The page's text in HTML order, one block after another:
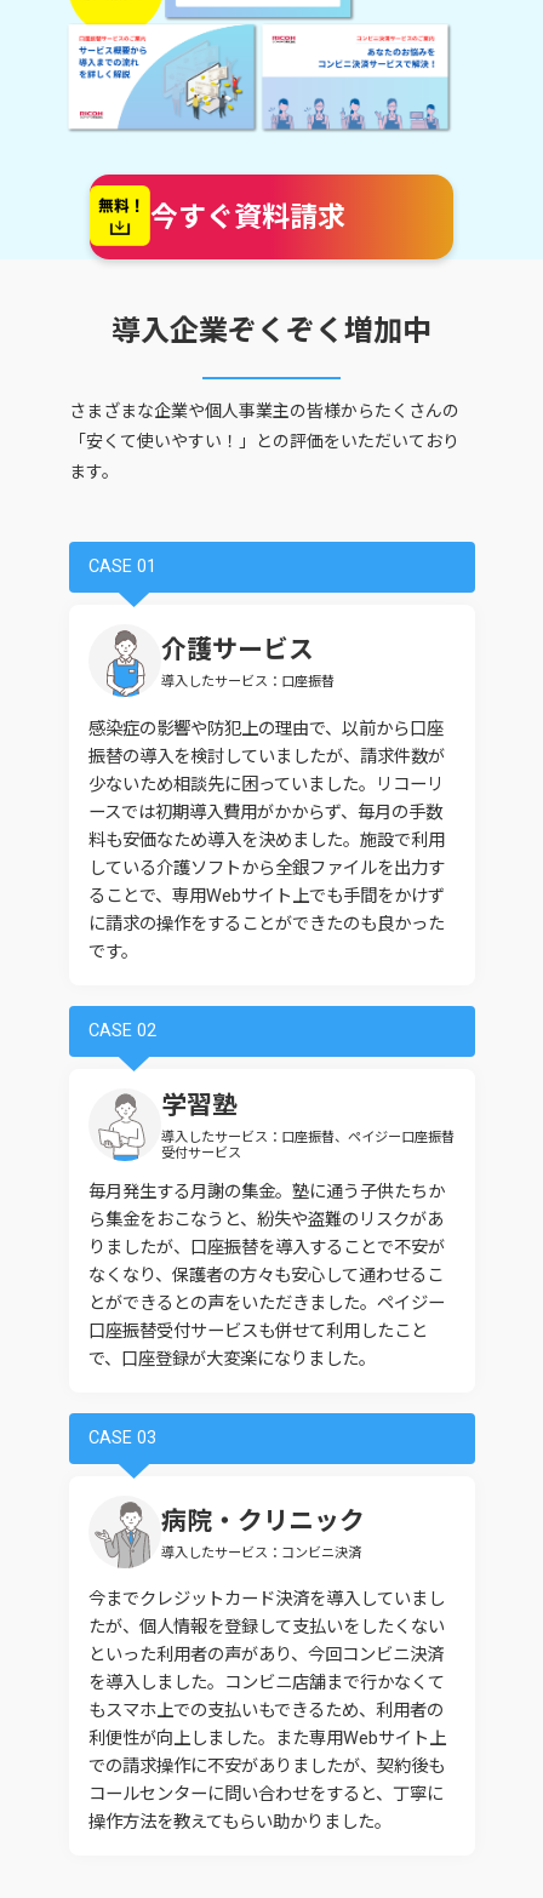
今すぐ資料請求
導入企業ぞくぞく増加中
さまざまな企業や個人事業主の皆様からたくさんの
「安くて使いやすい！」との評価をいただいており
ます。
CASE 01
介護サービス
導入したサービス：口座振替
感染症の影響や防犯上の理由で、以前から口座
振替の導入を検討していましたが、請求件数が
少ないため相談先に困っていました。リコーリ
ースでは初期導入費用がかからず、毎月の手数
料も安価なため導入を決めました。施設で利用
している介護ソフトから全銀ファイルを出力す
ることで、専用Webサイト上でも手間をかけず
に請求の操作をすることができたのも良かった
です。
CASE 02
学習塾
導入したサービス：口座振替、ペイジー口座振替
受付サービス
毎月発生する月謝の集金。塾に通う子供たちか
ら集金をおこなうと、紛失や盗難のリスクがあ
りましたが、口座振替を導入することで不安が
なくなり、保護者の方々も安心して通わせるこ
とができるとの声をいただきました。ペイジー
口座振替受付サービスも併せて利用したこと
で、口座登録が大変楽になりました。
CASE 03
病院・クリニック
導入したサービス：コンビニ決済
今までクレジットカード決済を導入していまし
たが、個人情報を登録して支払いをしたくない
といった利用者の声があり、今回コンビニ決済
を導入しました。コンビニ店舗まで行かなくて
もスマホ上での支払いもできるため、利用者の
利便性が向上しました。また専用Webサイト上
での請求操作に不安がありましたが、契約後も
コールセンターに問い合わせをすると、丁寧に
操作方法を教えてもらい助かりました。